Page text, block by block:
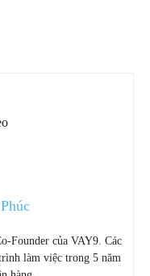
Founder của VAY9. Các
làm việc trong 5 năm